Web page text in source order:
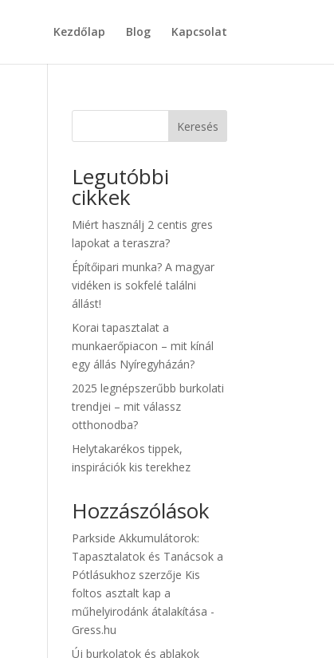
Kezdőlap Blog Kapcsolat
Keresés
Legutóbbi
cikkek
Miért használj 2 centis gres
lapokat a teraszra?
Építőipari munka? A magyar
vidéken is sokfelé találni
állást!
Korai tapasztalat a
munkaerőpiacon – mit kínál
egy állás Nyíregyházán?
2025 legnépszerűbb burkolati
trendjei – mit válassz
otthonodba?
Helytakarékos tippek,
inspirációk kis terekhez
Hozzászólások
Parkside Akkumulátorok:
Tapasztalatok és Tanácsok a
Pótlásukhoz szerzője Kis
foltos asztalt kap a
műhelyirodánk átalakítása -
Gress.hu
Új burkolatok és ablakok